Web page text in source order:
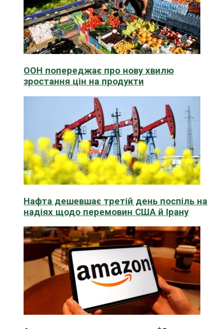
ООН попереджає про нову хвилю
зростання цін на продукти
Нафта дешевшає третій день поспіль на
надіях щодо перемовин США й Ірану